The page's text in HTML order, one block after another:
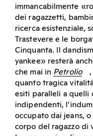
immancabilmente
dei ragazzetti,
ricerca esistenziale,
Trastevere e le
Cinquanta. Il
yankee» resterà
che mai in Petrolio
quanto tragica
esiti paralleli a quelli
indipendenti,
occupato dai jeans, o
corpo del ragazzo di